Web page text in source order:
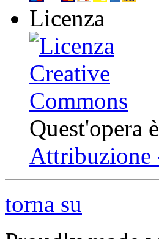
Licenza
Quest'opera
Attribuzione
torna su